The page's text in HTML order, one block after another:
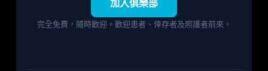
加入俱樂部
完全免費，隨時歡迎。歡迎患者、倖存者及照護者前來。